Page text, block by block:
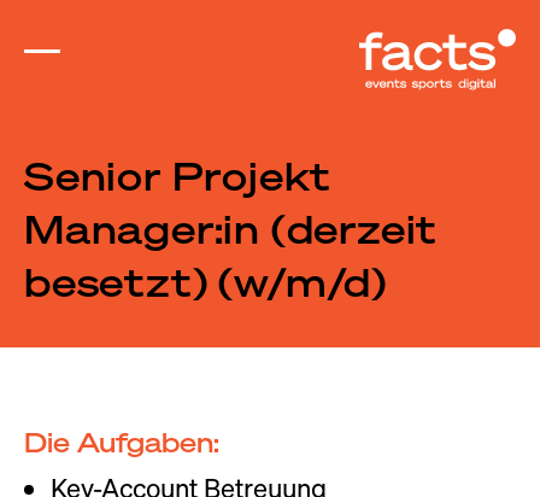
Senior Projekt
Manager:in (derzeit
besetzt) (w/m/d)
events
MICE Eventmarketing
sports
Die Aufgaben:
Key-Account Betreuung